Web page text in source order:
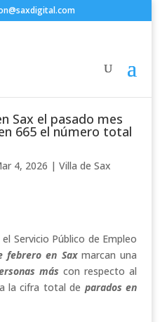
Sax el pasado mes
665 el número total
4, 2026 | Villa de Sax
Servicio Público de Empleo
febrero en Saxmarcan una
máscon respecto al
la cifra total de parados en